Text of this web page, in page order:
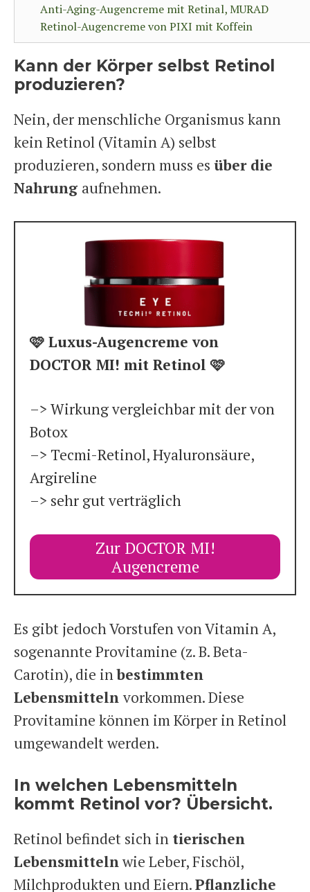
Anti-Aging-Augencreme mit Retinal, MURAD
Retinol-Augencreme von PIXI mit Koffein
Kann der Körper selbst Retinol
produzieren?
Nein, der menschliche Organismus kann
kein Retinol (Vitamin A) selbst
produzieren, sondern muss es über die
Nahrung aufnehmen.
🩷 Luxus-Augencreme von
DOCTOR MI! mit Retinol 🩷
–> Wirkung vergleichbar mit der von
Botox
–> Tecmi-Retinol, Hyaluronsäure,
Argireline
–> sehr gut verträglich
Zur DOCTOR MI!
Augencreme
Es gibt jedoch Vorstufen von Vitamin A,
sogenannte Provitamine (z. B. Beta-
Carotin), die inbestimmten
Lebensmittelnvorkommen. Diese
Provitamine können im Körper in Retinol
umgewandelt werden.
In welchen Lebensmitteln
kommt Retinol vor? Übersicht.
Retinol befindet sich in tierischen
Lebensmittelnwie Leber, Fischöl,
Milchprodukten und Eiern.Pflanzliche